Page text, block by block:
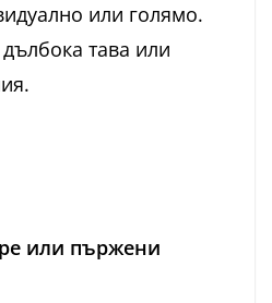
или голямо.
тава или
или пържени